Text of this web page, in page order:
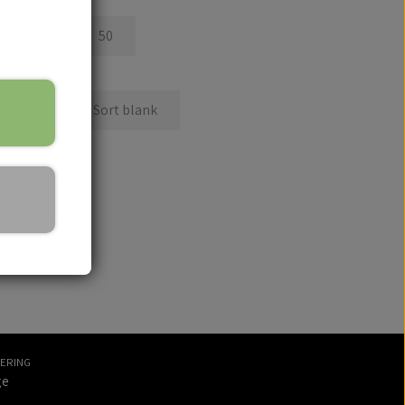
50
Sort blank